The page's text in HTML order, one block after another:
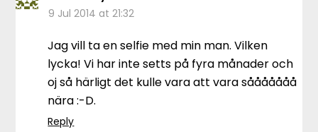
9 Jul 2014 at 21:32
Jag vill ta en selfie med min man. Vilken
lycka! Vi har inte setts på fyra månader och
oj så härligt det kulle vara att vara sååååååå
nära :-D.
Reply